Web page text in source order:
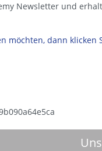
Newsletter und
möchten, dann klicken